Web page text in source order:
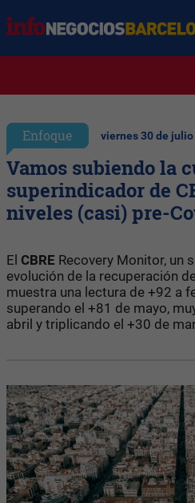
Enfoque viernes 30 de julio
Vamos subiendo la
superindicador de
niveles (casi) pre-
El CBRE Recovery Monitor, un
evolución de la recuperación
muestra una lectura de +92 a
superando el +81 de mayo,
abril y triplicando el +30 de